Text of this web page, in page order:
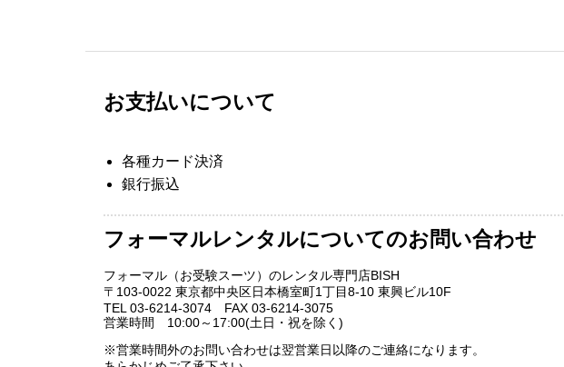
お支払いについて
各種カード決済
銀行振込
フォーマルレンタルについてのお問い合わせ
フォーマル（お受験スーツ）のレンタル専門店BISH
〒103-0022 東京都中央区日本橋室町1丁目8-10 東興ビル10F
TEL 03-6214-3074 FAX 03-6214-3075
営業時間 10:00～17:00(土日・祝を除く)
※営業時間外のお問い合わせは翌営業日以降のご連絡になります。